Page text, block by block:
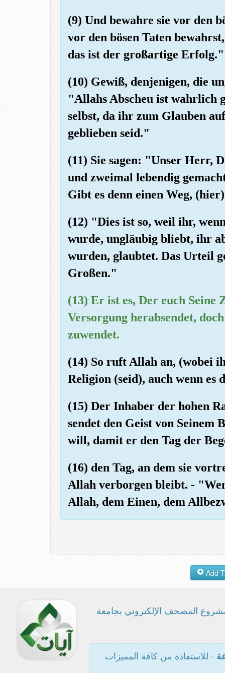
(9) Und bewahre sie vor den
vor den bösen Taten
das ist der großartige Erfolg."
(10) Gewiß, denjenigen, die
"Allahs Abscheu ist wahrlich
selbst, da ihr zum Glauben
geblieben seid."
(11) Sie sagen: "Unser Herr,
und zweimal lebendig
Gibt es denn einen Weg,
(12) "Dies ist so, weil ihr,
wurde, ungläubig bliebt, ihr
wurden, glaubtet. Das Urteil
Großen."
(13) Er ist es, Der euch Seine
Versorgung herabsendet,
zuwendet.
(14) So ruft Allah an, (wobei
Religion (seid), auch wenn es
(15) Der Inhaber der hohen
sendet den Geist von Seinem
will, damit er den Tag der
(16) den Tag, an dem sie
Allah verborgen bleibt. -
Allah, dem Einen, dem
المصحف الإلكتروني بجامعة
- للاستفادة من كافة المميزات